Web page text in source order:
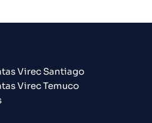
Virec Santiago
Virec Temuco